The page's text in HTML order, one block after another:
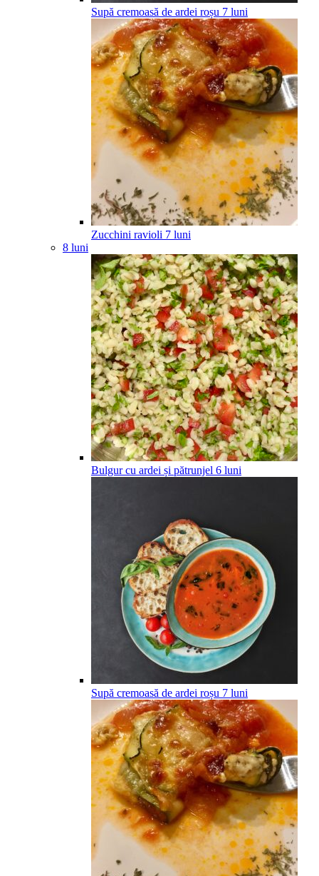
Supă cremoasă de ardei roșu 7 luni
Zucchini ravioli 7 luni
8 luni
Bulgur cu ardei și pătrunjel 6 luni
Supă cremoasă de ardei roșu 7 luni